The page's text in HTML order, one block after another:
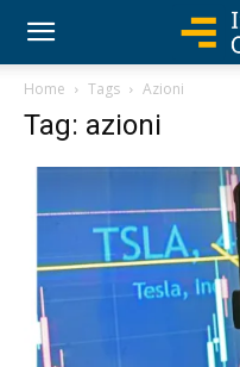
Home Tags Azioni
Tag: azioni